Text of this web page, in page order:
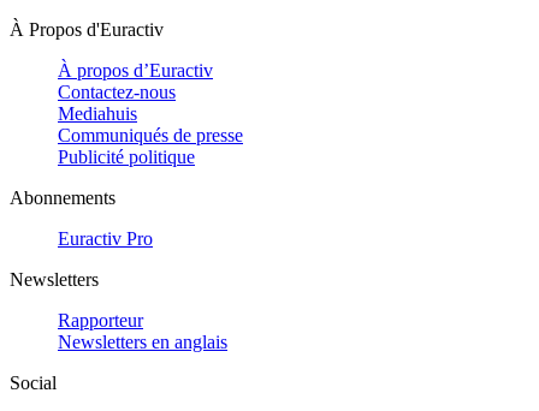
À Propos d'Euractiv
À propos d’Euractiv
Contactez-nous
Mediahuis
Communiqués de presse
Publicité politique
Abonnements
Euractiv Pro
Newsletters
Rapporteur
Newsletters en anglais
Social